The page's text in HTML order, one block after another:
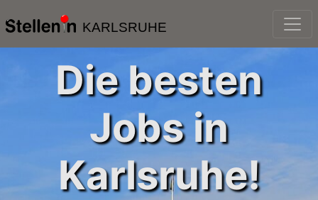
KARLSRUHE
Die besten
Jobs in
Karlsruhe!